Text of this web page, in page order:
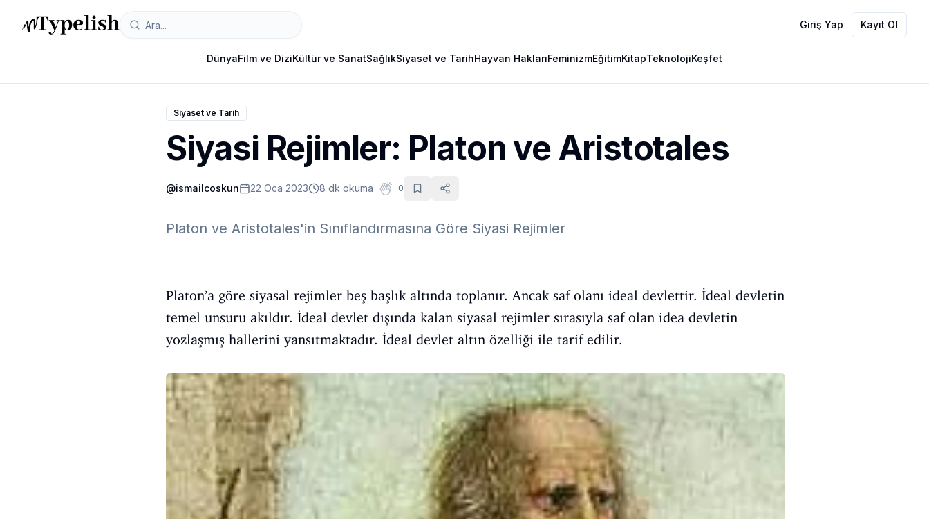
Giriş Yap Kayıt Ol
DünyaFilm ve DiziKültür ve SanatSağlıkSiyaset ve TarihHayvan HaklarıFeminizmEğitimKitapTeknolojiKeşfet
Siyaset ve Tarih
Siyasi Rejimler: Platon ve Aristotales
@ismailcoskun 22 Oca 2023 8 dk okuma 0
Platon ve Aristotales'in Sınıflandırmasına Göre Siyasi Rejimler
Platon’a göre siyasal rejimler beş başlık altında toplanır. Ancak saf olanı ideal devlettir. İdeal devletin
temel unsuru akıldır. İdeal devlet dışında kalan siyasal rejimler sırasıyla saf olan idea devletin
yozlaşmış hallerini yansıtmaktadır. İdeal devlet altın özelliği ile tarif edilir.